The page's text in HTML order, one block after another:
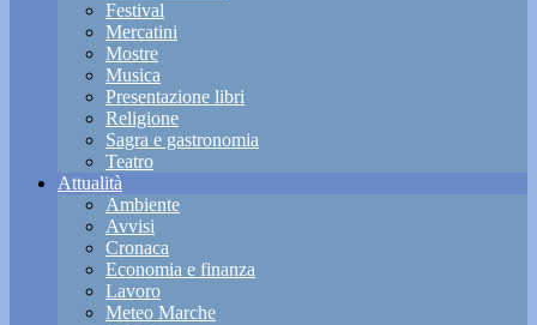
Festival
Mercatini
Mostre
Musica
Presentazione libri
Religione
Sagra e gastronomia
Teatro
Attualità
Ambiente
Avvisi
Cronaca
Economia e finanza
Lavoro
Meteo Marche